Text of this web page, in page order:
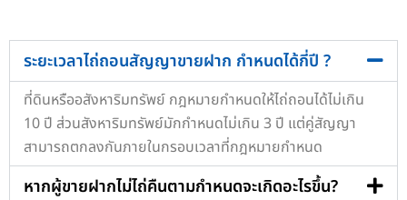
ระยะเวลาไถ่ถอนสัญญาขายฝาก กำหนดได้กี่ปี ?
ที่ดินหรืออสังหาริมทรัพย์ กฎหมายกำหนดให้ไถ่ถอนได้ไม่เกิน
10 ปี ส่วนสังหาริมทรัพย์มักกำหนดไม่เกิน 3 ปี แต่คู่สัญญา
สามารถตกลงกันภายในกรอบเวลาที่กฎหมายกำหนด
หากผู้ขายฝากไม่ไถ่คืนตามกำหนดจะเกิดอะไรขึ้น?